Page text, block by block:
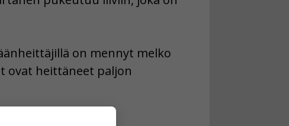
on mennyt melko
ovat heittäneet paljon